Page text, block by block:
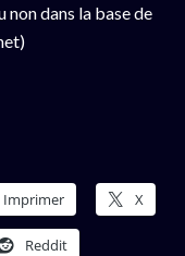
non dans la base de
Imprimer X
Reddit